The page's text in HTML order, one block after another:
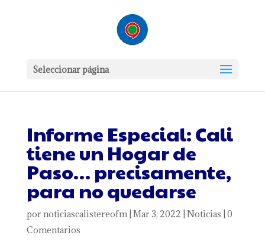
Seleccionar página
Informe Especial: Cali
tiene un Hogar de
Paso… precisamente,
para no quedarse
por noticiascalistereofm| Mar 3, 2022 Noticias 0
Comentarios